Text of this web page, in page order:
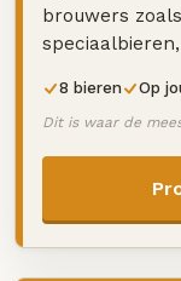
brouwers
8 bieren Op
Dit is waar de